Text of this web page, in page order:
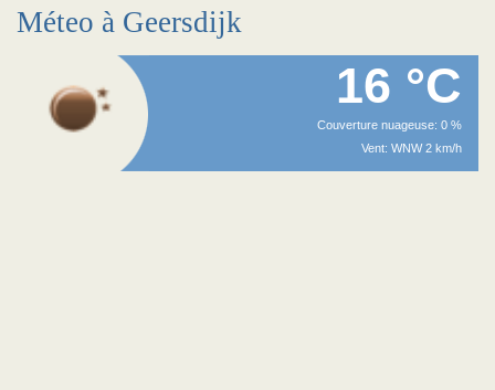
Méteo à Geersdijk
16 °C
Couverture nuageuse: 0 %
Vent: WNW 2 km/h